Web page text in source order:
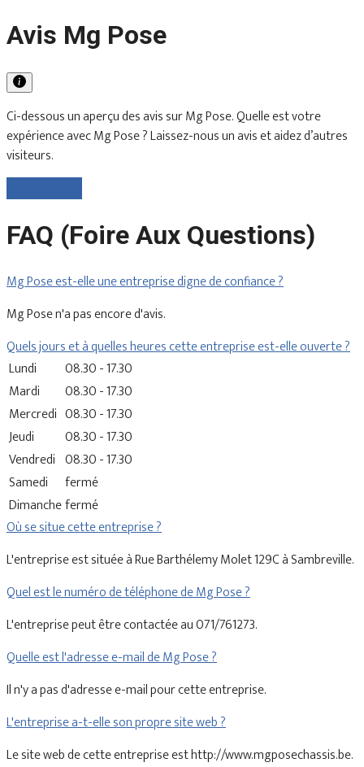
Avis Mg Pose
Ci-dessous un aperçu des avis sur Mg Pose. Quelle est votre
expérience avec Mg Pose ? Laissez-nous un avis et aidez d’autres
visiteurs.
FAQ (Foire Aux Questions)
Mg Pose est-elle une entreprise digne de confiance ?
Mg Pose n'a pas encore d'avis.
Quels jours et à quelles heures cette entreprise est-elle ouverte ?
Lundi
08.30 - 17.30
Mardi
08.30 - 17.30
Mercredi 08.30 - 17.30
Jeudi
08.30 - 17.30
Vendredi 08.30 - 17.30
Samedi
fermé
Dimanchefermé
Où se situe cette entreprise ?
L'entreprise est située à Rue Barthélemy Molet 129C à Sambreville.
Quel est le numéro de téléphone de Mg Pose ?
L'entreprise peut être contactée au 071/761273.
Quelle est l'adresse e-mail de Mg Pose ?
Il n'y a pas d'adresse e-mail pour cette entreprise.
L'entreprise a-t-elle son propre site web ?
Le site web de cette entreprise est http://www.mgposechassis.be.